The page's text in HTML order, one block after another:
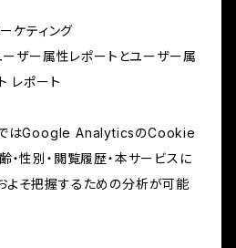
ケティング
ザー属性レポートとユーザー属
レポート
ではGoogle AnalyticsのCookie
・性別・閲覧履歴・本サービスに
よそ把握するための分析が可能